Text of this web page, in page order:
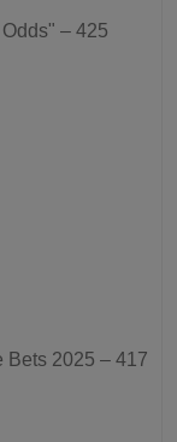
– 425
Bets 2025 – 417